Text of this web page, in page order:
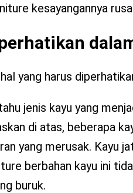
kesayangannya
yang harus
jenis kayu yang
di atas, beberapa
yang merusak. Kayu
berbahan kayu ini
buruk.